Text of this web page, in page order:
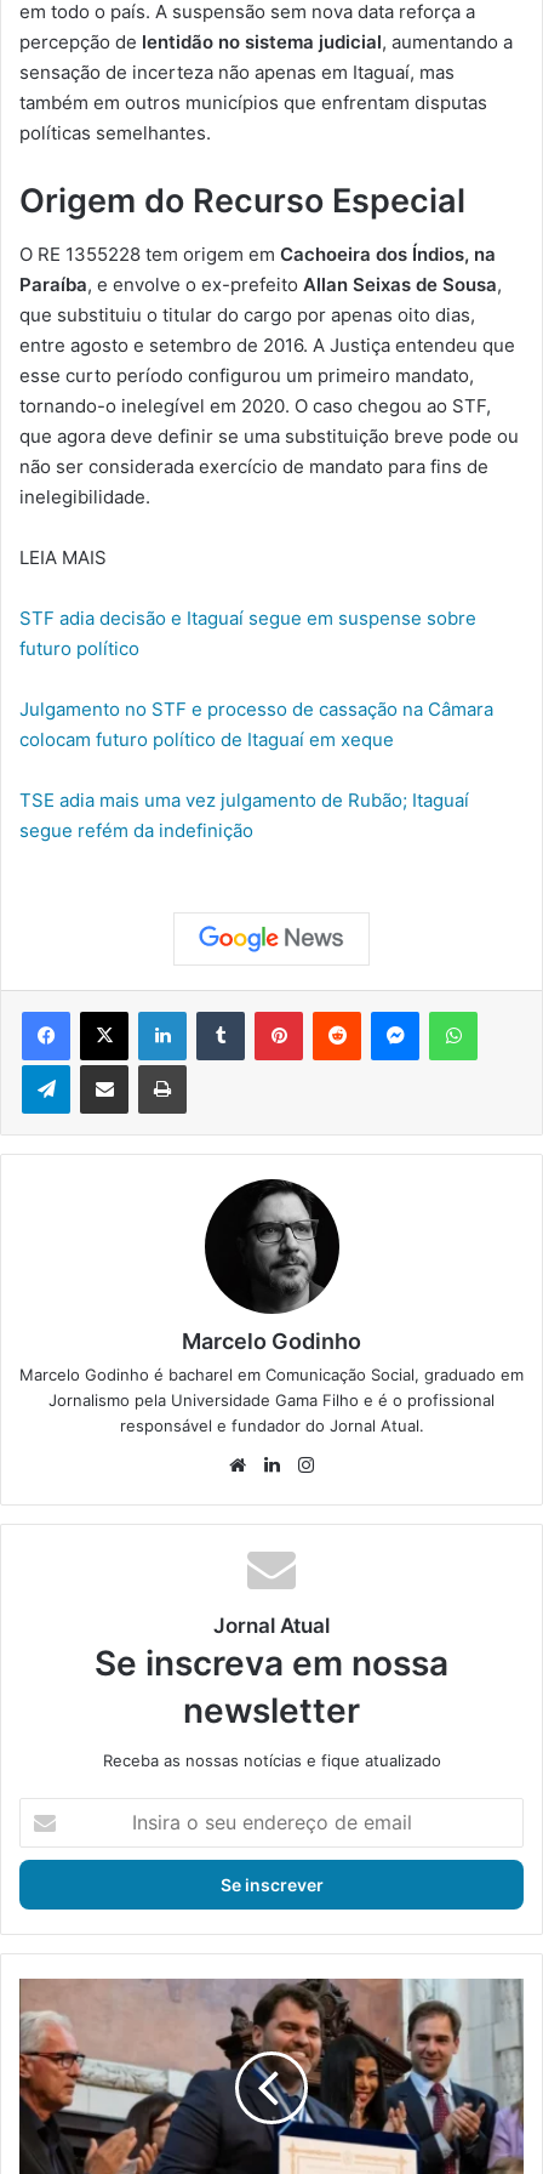
em todo o país. A suspensão sem nova data reforça a
percepção de lentidão no sistema judicial, aumentando a
sensação de incerteza não apenas em Itaguaí, mas
também em outros municípios que enfrentam disputas
políticas semelhantes.
Origem do Recurso Especial
O RE 1355228 tem origem em Cachoeira dos Índios, na
Paraíba, e envolve o ex-prefeito Allan Seixas de Sousa,
que substituiu o titular do cargo por apenas oito dias,
entre agosto e setembro de 2016. A Justiça entendeu que
esse curto período configurou um primeiro mandato,
tornando-o inelegível em 2020. O caso chegou ao STF,
que agora deve definir se uma substituição breve pode ou
não ser considerada exercício de mandato para fins de
inelegibilidade.
LEIA MAIS
STF adia decisão e Itaguaí segue em suspense sobre
futuro político
Julgamento no STF e processo de cassação na Câmara
colocam futuro político de Itaguaí em xeque
TSE adia mais uma vez julgamento de Rubão; Itaguaí
segue refém da indefinição
Telegram
Marcelo Godinho
Marcelo Godinho é bacharel em Comunicação Social, graduado em
Jornalismo pela Universidade Gama Filho e é o profissional
responsável e fundador do Jornal Atual.
We
te
Lin
din ra
Jornal Atual
Se inscreva em nossa
newsletter
Receba as nossas notícias e fique atualizado
s
r
a
e
u
e
n
r
e
f
e